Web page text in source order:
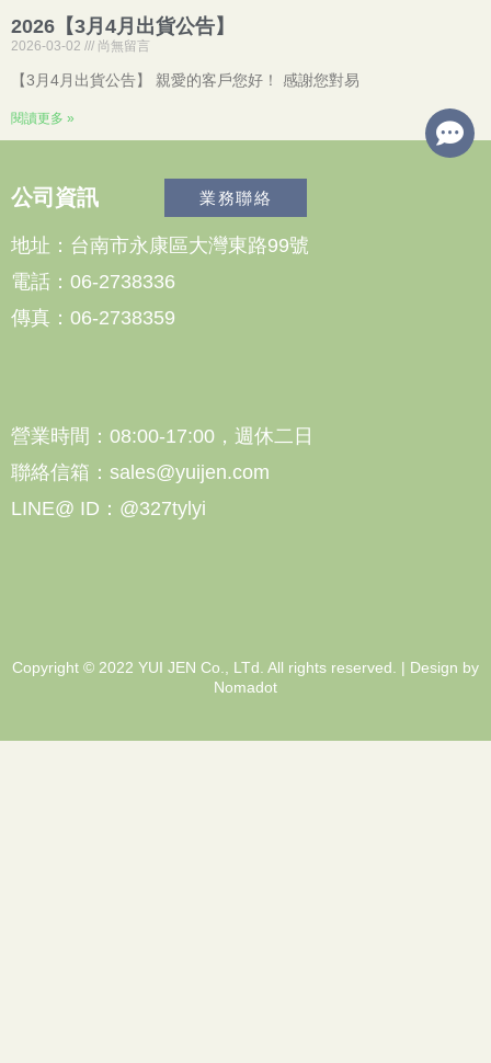
2026【3月4月出貨公告】
2026-03-02 尚無留言
【3月4月出貨公告】 親愛的客戶您好！ 感謝您對易
閱讀更多 »
公司資訊 業務聯絡
地址：台南市永康區大灣東路99號
電話：06-2738336
傳真：06-2738359
營業時間：08:00-17:00，週休二日
聯絡信箱：sales@yuijen.com
LINE@ ID：@327tylyi
Copyright © 2022 YUI JEN Co., LTd. All rights reserved. | Design by
Nomadot